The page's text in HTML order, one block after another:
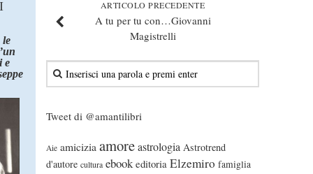
ARTICOLO PRECEDENTE
A tu per tu con…Giovanni
Magistrelli
Tweet di @amantilibri
Aie amicizia amoreastrologia Astrotrend
d'autore cultura ebook editoria Elzemiro famiglia
le
e